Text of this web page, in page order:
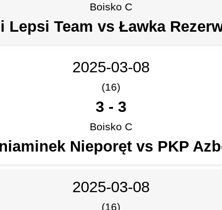
Boisko C
Lepsi Team vs Ławka
2025-03-08
(16)
3 - 3
Boisko C
Nieporęt vs PKP
2025-03-08
(16)